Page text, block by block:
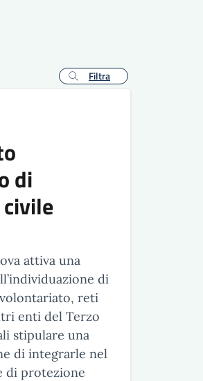
Filtra
di
attiva una
di
reti
enti del Terzo
stipulare una
di integrarle nel
di protezione